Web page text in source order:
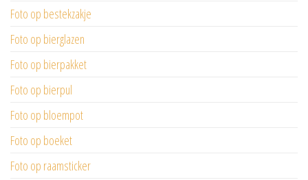
Foto op bestekzakje
Foto op bierglazen
Foto op bierpakket
Foto op bierpul
Foto op bloempot
Foto op boeket
Foto op raamsticker